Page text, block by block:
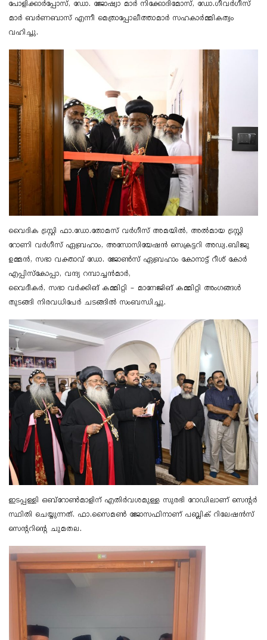
പോളിക്കാർപ്പോസ്, ഡോ. ജോഷ്വാ മാർ നിക്കോദിമോസ്, ഡോ.ഗീവർഗീസ്
മാർ ബർണബാസ് എന്നീ മെത്രാപ്പോലീത്താമാർ സഹകാർമ്മികത്വം
വഹിച്ചു.
വൈദിക ട്രസ്റ്റി ഫാ.ഡോ.തോമസ് വർഗീസ് അമയിൽ, അൽമായ ട്രസ്റ്റി
റോണി വർഗീസ് ഏബ്രഹാം, അസോസിയേഷൻ സെക്രട്ടറി അഡ്വ.ബിജു
ഉമ്മൻ, സഭാ വക്താവ് ഡോ. ജോൺസ് ഏബ്രഹാം കോനാട്ട് റീശ് കോർ
എപ്പിസ്കോപ്പാ, വന്ദ്യ റമ്പാച്ചൻമാർ,
വൈദീകർ, സഭാ വർക്കിങ് കമ്മിറ്റി – മാനേജിങ് കമ്മിറ്റി അംഗങ്ങൾ
തുടങ്ങി നിരവധിപേർ ചടങ്ങിൽ സംബന്ധിച്ചു.
ഇടപ്പള്ളി ഒബ്റോൺമാളിന് എതിർവശമുള്ള സുരഭി റോഡിലാണ് സെന്റർ
സ്ഥിതി ചെയ്യുന്നത്. ഫാ.സൈമൺ ജോസഫിനാണ് പബ്ലിക് റിലേഷൻസ്
സെന്ററിന്റെ ചുമതല.